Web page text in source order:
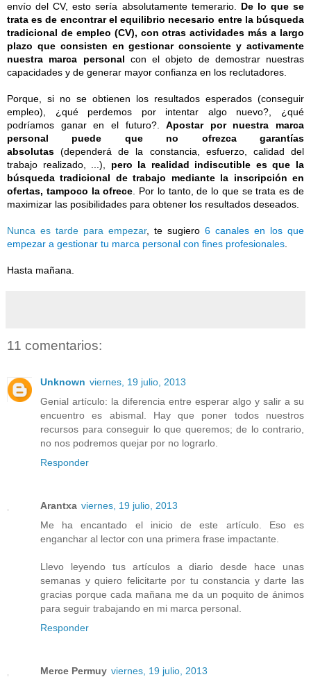
envío del CV, esto sería absolutamente temerario. De lo que se
trata es de encontrar el equilibrio necesario entre la búsqueda
tradicional de empleo (CV), con otras actividades más a largo
plazo que consisten en gestionar consciente y activamente
nuestra marca personal con el objeto de demostrar nuestras
capacidades y de generar mayor confianza en los reclutadores.
Porque, si no se obtienen los resultados esperados (conseguir
empleo), ¿qué perdemos por intentar algo nuevo?, ¿qué
podríamos ganar en el futuro?.Apostar por nuestra marca
personal puede que no ofrezca garantías
absolutas (dependerá de la constancia, esfuerzo, calidad del
trabajo realizado, ...), pero la realidad indiscutible es que la
búsqueda tradicional de trabajo mediante la inscripción en
ofertas, tampoco la ofrece. Por lo tanto, de lo que se trata es de
maximizar las posibilidades para obtener los resultados deseados.
Nunca es tarde para empezar, te sugiero 6 canales en los que
empezar a gestionar tu marca personal con fines profesionales.
Hasta mañana.
11 comentarios:
Unknown viernes, 19 julio, 2013
Genial artículo: la diferencia entre esperar algo y salir a su
encuentro es abismal. Hay que poner todos nuestros
recursos para conseguir lo que queremos; de lo contrario,
no nos podremos quejar por no lograrlo.
Responder
Arantxa viernes, 19 julio, 2013
Me ha encantado el inicio de este artículo. Eso es
enganchar al lector con una primera frase impactante.
Llevo leyendo tus artículos a diario desde hace unas
semanas y quiero felicitarte por tu constancia y darte las
gracias porque cada mañana me da un poquito de ánimos
para seguir trabajando en mi marca personal.
Responder
Merce Permuy viernes, 19 julio, 2013